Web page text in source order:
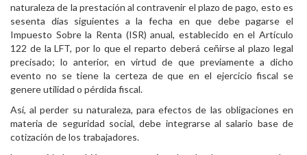
naturaleza de la prestación al contravenir el plazo de pago, esto es
sesenta días siguientes a la fecha en que debe pagarse el
Impuesto Sobre la Renta (ISR) anual, establecido en el Artículo
122 de la LFT, por lo que el reparto deberá ceñirse al plazo legal
precisado; lo anterior, en virtud de que previamente a dicho
evento no se tiene la certeza de que en el ejercicio fiscal se
genere utilidad o pérdida fiscal.
Así, al perder su naturaleza, para efectos de las obligaciones en
materia de seguridad social, debe integrarse al salario base de
cotización de los trabajadores.